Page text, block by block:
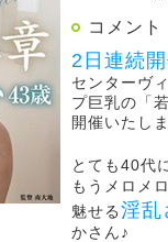
コメント
2日連続
センターヴ
プ巨乳の「
開催いたし
とても40代
もうメロメ
魅せる淫乱
かさん♪